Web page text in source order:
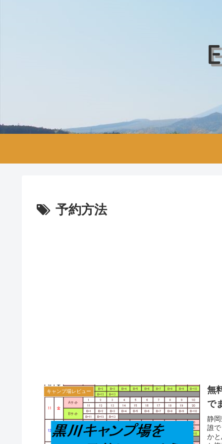
予約方法
キャンプ場レビュー
無
で
静
誰
か